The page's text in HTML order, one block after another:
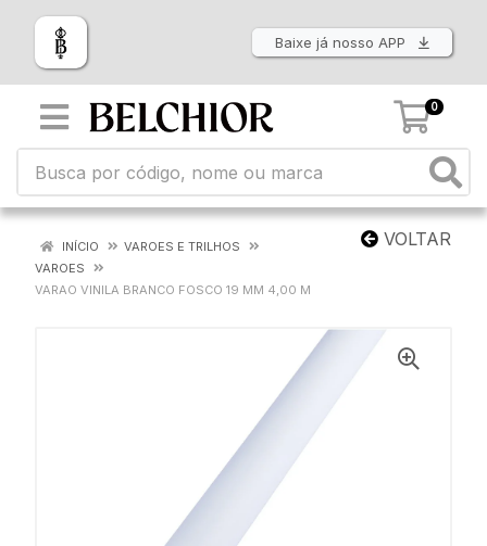
Baixe já nosso APP
0
VOLTAR
INÍCIO
VAROES E TRILHOS
VAROES
VARAO VINILA BRANCO FOSCO 19 MM 4,00 M